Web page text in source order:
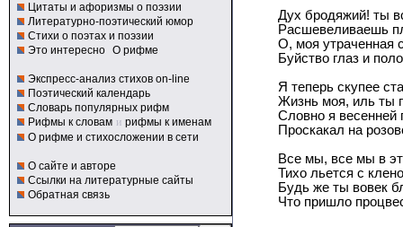
Цитаты и афоризмы о поэзии
Литературно-поэтический юмор
Стихи о поэтах и поэзии
Это интересно О рифме
Экспресс-анализ стихов on-line
Поэтический календарь
Словарь популярных рифм
Рифмы к словам и рифмы к именам
О рифме и стихосложении в сети
О сайте и авторе
Ссылки на литературные сайты
Обратная связь
Дух бродяжий! ты
Расшевеливаешь
О, моя утраченная
Буйство глаз и
Я теперь скупее
Жизнь моя, иль ты
Словно я весенней
Проскакал на
Все мы, все мы в
Тихо льется с
Будь же ты вовек
Что пришло